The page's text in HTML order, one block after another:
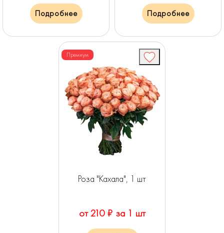
Подробнее Подробнее
Премиум
Роза "Кахала", 1 шт
от 210 ₽ за 1 шт